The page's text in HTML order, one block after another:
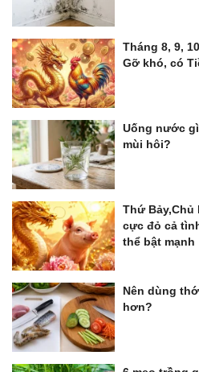
Tháng 8, 9,
Gỡ khó, có
Uống nước
mùi hôi?
Thứ Bảy,Chủ
cực đỏ cả
thể bật mạnh
Nên dùng
hơn?